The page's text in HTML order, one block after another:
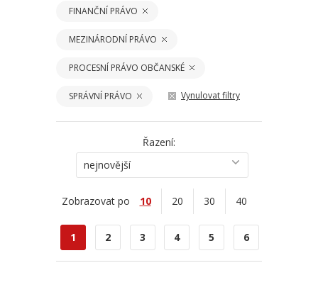
FINANČNÍ PRÁVO
MEZINÁRODNÍ PRÁVO
PROCESNÍ PRÁVO OBČANSKÉ
SPRÁVNÍ PRÁVO Vynulovat filtry
Řazení:
nejnovější
Zobrazovat po 10 20 30 40
1 2 3 4 5 6